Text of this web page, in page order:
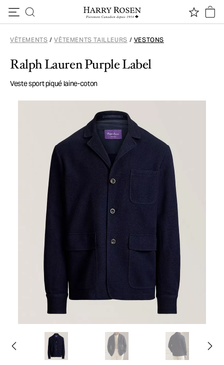
VÊTEMENTS / VÊTEMENTS TAILLEURS / VESTONS
Ralph Lauren Purple Label
Veste sport piqué laine-coton